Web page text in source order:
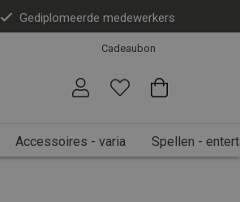
Gediplomeerde medewerkers
Cadeaubon
Accessoires - varia Spellen -